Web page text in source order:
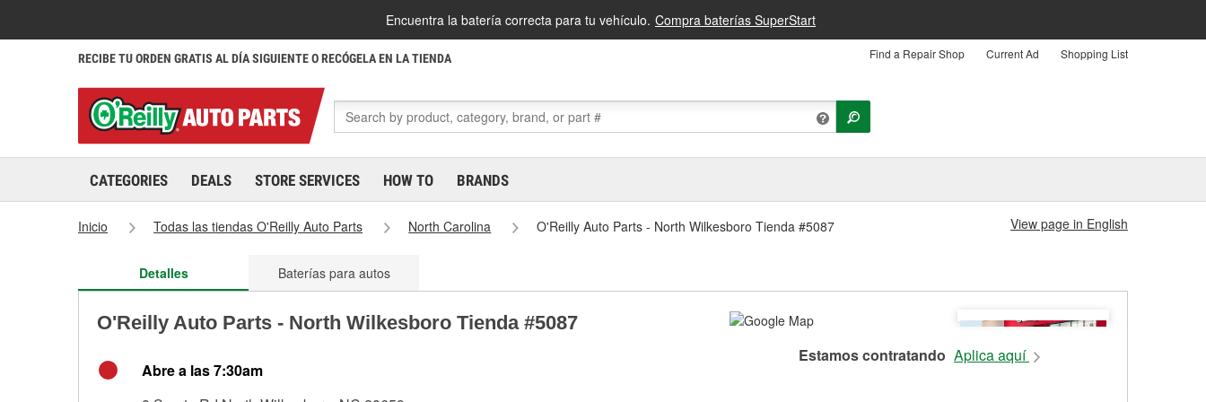
Encuentra la batería correcta para tu vehículo. Compra baterías SuperStart
RECIBE TU ORDEN GRATIS AL DÍA SIGUIENTE O RECÓGELA EN LA TIENDA Find a Repair Shop Current Ad Shopping List
CATEGORIES DEALS STORE SERVICES HOW TO BRANDS
Inicio Todas las tiendas O'Reilly Auto Parts North Carolina O'Reilly Auto Parts - North Wilkesboro Tienda #5087 View page in English
Detalles Baterías para autos
O'Reilly Auto Parts - North Wilkesboro Tienda #5087
Abre a las 7:30am
Estamos contratando Aplica aquí